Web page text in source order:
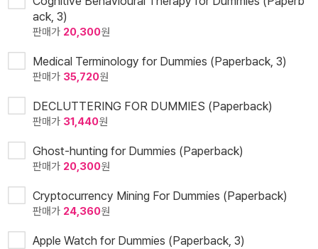
ack, 3)
판매가 20,300원
Medical Terminology for Dummies (Paperback, 3)
판매가 35,720원
DECLUTTERING FOR DUMMIES (Paperback)
판매가 31,440원
Ghost-hunting for Dummies (Paperback)
판매가 20,300원
Cryptocurrency Mining For Dummies (Paperback)
판매가 24,360원
Apple Watch for Dummies (Paperback, 3)